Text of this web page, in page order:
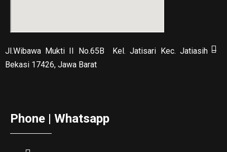
Jl.Wibawa Mukti II No.65B
Kel. Jatisari Kec. Jatiasih –
Bekasi 17426, Jawa Barat
Phone | Whatsapp